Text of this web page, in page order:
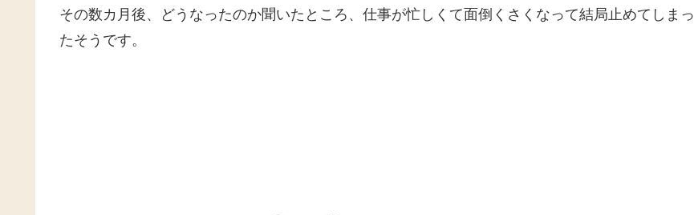
その数カ月後、どうなったのか聞いたところ、仕事が忙しくて面倒くさくなって結局止めてしまっ
たそうです。